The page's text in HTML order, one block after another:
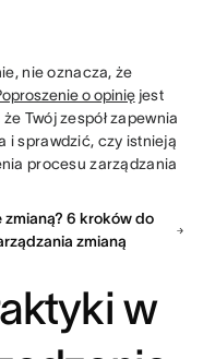
nie oznacza, że
o opinięjest
Twój zespół zapewnia
i sprawdzić, czy istnieją
procesu zarządzania
6 kroków do
zmianą
w